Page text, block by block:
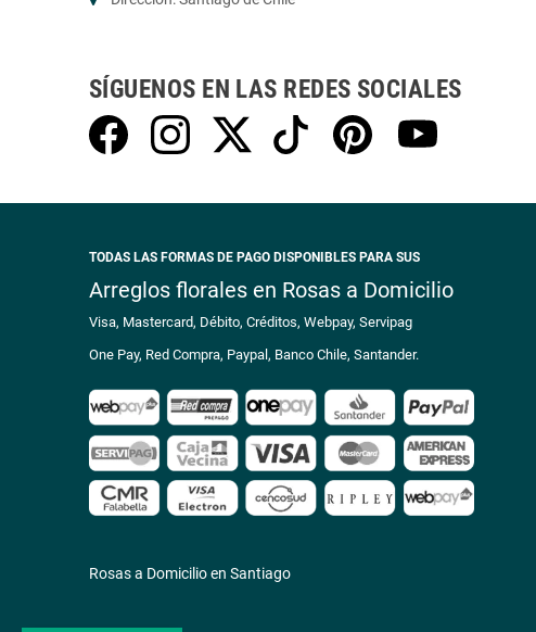
SÍGUENOS EN LAS REDES SOCIALES
TODAS LAS FORMAS DE PAGO DISPONIBLES PARA SUS
Arreglos florales en Rosas a Domicilio
Visa, Mastercard, Débito, Créditos, Webpay, Servipag
One Pay, Red Compra, Paypal, Banco Chile, Santander.
Rosas a Domicilio en Santiago